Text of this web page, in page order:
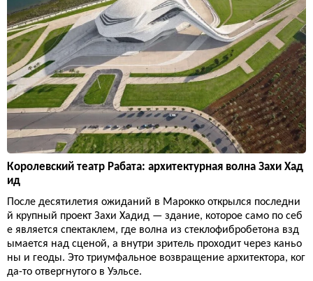
Королевский театр Рабата: архитектурная волна Захи Хад
ид
После десятилетия ожиданий в Марокко открылся последни
й крупный проект Захи Хадид — здание, которое само по себ
е является спектаклем, где волна из стеклофибробетона взд
ымается над сценой, а внутри зритель проходит через каньо
ны и геоды. Это триумфальное возвращение архитектора, ког
да-то отвергнутого в Уэльсе.